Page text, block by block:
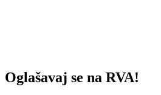
Oglašavaj se na RVA!